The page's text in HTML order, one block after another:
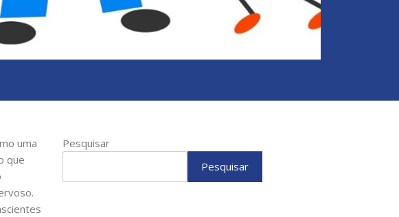
uma
que
Pesquisar
Pesquisar